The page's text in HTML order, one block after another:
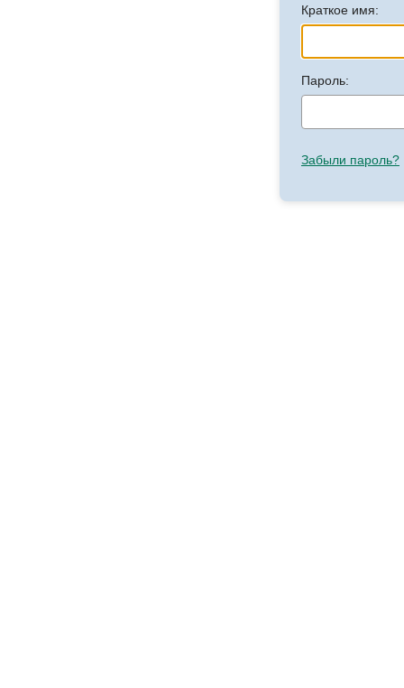
Краткое имя:
Пароль:
Забыли пароль?